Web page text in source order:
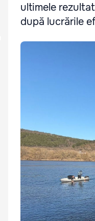
ultimele
după lucrările